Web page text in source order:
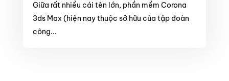
Giữa rất nhiều cái tên lớn, phần mềm Corona
3ds Max (hiện nay thuộc sở hữu của tập đoàn
công...